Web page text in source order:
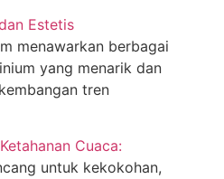
Estetis
menawarkan berbagai
yang menarik dan
tren
Cuaca:
untuk kekokohan,